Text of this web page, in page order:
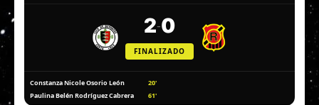
2-0
FINALIZADO
Constanza Nicole Osorio León
20'
Paulina Belén Rodríguez Cabrera
61'